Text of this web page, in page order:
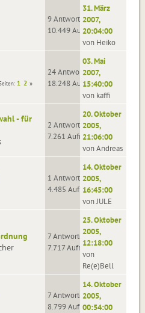
9 Antworten
10.449 Aufrufe
31. März
2007,
20:04:00
von Heiko
1 2
24 Antworten
18.248 Aufrufe
03. Mai
2007,
15:40:00
von kaffi
- für
2 Antworten
7.261 Aufrufe
20. Oktober
2005,
21:06:00
von Andreas
1 Antworten
4.485 Aufrufe
14. Oktober
2005,
16:45:00
von JULE
7 Antworten
7.717 Aufrufe
25. Oktober
2005,
12:18:00
von
Re(e)Bell
7 Antworten
8.799 Aufrufe
14. Oktober
2005,
00:54:00